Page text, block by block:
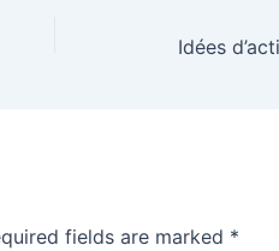
fields are marked *